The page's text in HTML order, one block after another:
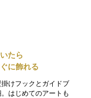
たら
に飾れる
けフックとガイドブ
はじめてのアートも